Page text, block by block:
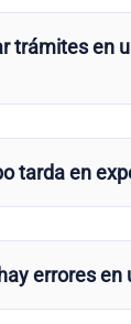
trámites en
tarda en
errores